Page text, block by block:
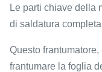
Le parti chiave della
di saldatura
Questo
frantumare la foglia